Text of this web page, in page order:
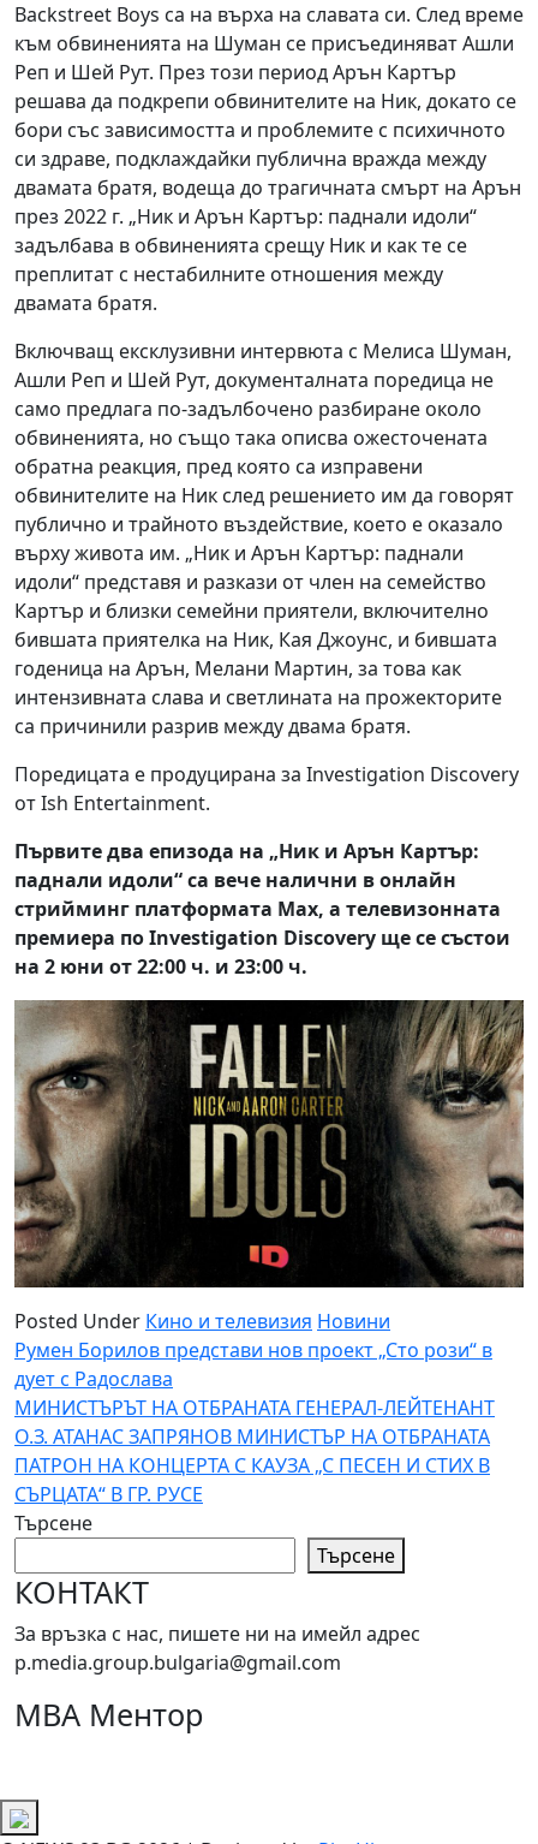
Backstreet Boys са на върха на славата си. След време
към обвиненията на Шуман се присъединяват Ашли
Реп и Шей Рут. През този период Арън Картър
решава да подкрепи обвинителите на Ник, докато се
бори със зависимостта и проблемите с психичното
си здраве, подклаждайки публична вражда между
двамата братя, водеща до трагичната смърт на Арън
през 2022 г. „Ник и Арън Картър: паднали идоли“
задълбава в обвиненията срещу Ник и как те се
преплитат с нестабилните отношения между
двамата братя.
Включващ ексклузивни интервюта с Мелиса Шуман,
Ашли Реп и Шей Рут, документалната поредица не
само предлага по-задълбочено разбиране около
обвиненията, но също така описва ожесточената
обратна реакция, пред която са изправени
обвинителите на Ник след решението им да говорят
публично и трайното въздействие, което е оказало
върху живота им. „Ник и Арън Картър: паднали
идоли“ представя и разкази от член на семейство
Картър и близки семейни приятели, включително
бившата приятелка на Ник, Кая Джоунс, и бившата
годеница на Арън, Мелани Мартин, за това как
интензивната слава и светлината на прожекторите
са причинили разрив между двама братя.
Поредицата е продуцирана за Investigation Discovery
от Ish Entertainment.
Първите два епизода на „Ник и Арън Картър:
паднали идоли“ са вече налични в онлайн
стрийминг платформата Max, a телевизонната
премиера по Investigation Discovery ще се състои
на 2 юни от 22:00 ч. и 23:00 ч.
Posted Under Кино и телевизия Новини
Навигация
Румен Борилов представи нов проект „Сто рози“ в
дует с Радослава
МИНИСТЪРЪТ НА ОТБРАНАТА ГЕНЕРАЛ-ЛЕЙТЕНАНТ
О.З. АТАНАС ЗАПРЯНОВ МИНИСТЪР НА ОТБРАНАТА
ПАТРОН НА КОНЦЕРТА С КАУЗА „С ПЕСЕН И СТИХ В
СЪРЦАТА“ В ГР. РУСЕ
Търсене
Търсене
КОНТАКТ
За връзка с нас, пишете ни на имейл адрес
p.media.group.bulgaria@gmail.com
МВА Ментор